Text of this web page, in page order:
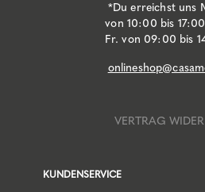
*Du erreichst uns
von 10:00 bis
Fr. von 09:00 bis
VERTRAG
KUNDENSERVICE